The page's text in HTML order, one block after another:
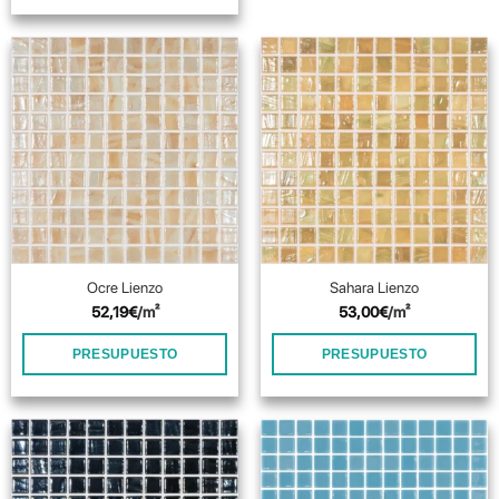
Ocre Lienzo
52,19€/m²
PRESUPUESTO
Sahara Lienzo
53,00€/m²
PRESUPUESTO